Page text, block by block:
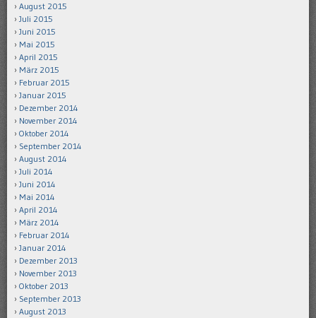
August 2015
Juli 2015
Juni 2015
Mai 2015
April 2015
März 2015
Februar 2015
Januar 2015
Dezember 2014
November 2014
Oktober 2014
September 2014
August 2014
Juli 2014
Juni 2014
Mai 2014
April 2014
März 2014
Februar 2014
Januar 2014
Dezember 2013
November 2013
Oktober 2013
September 2013
August 2013